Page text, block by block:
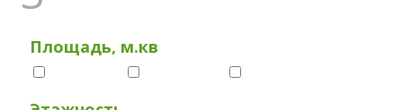
Площадь, м.кв